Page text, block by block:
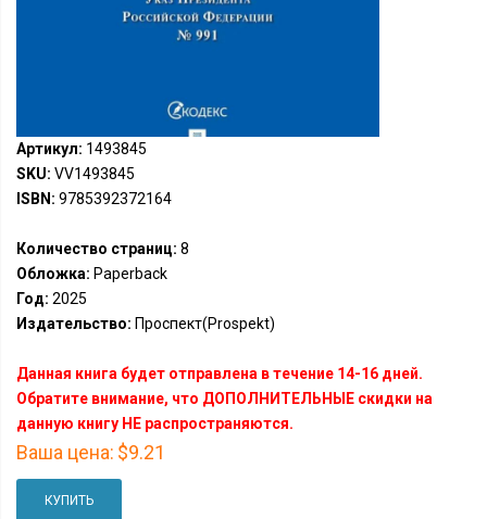
Артикул: 1493845
SKU: VV1493845
ISBN: 9785392372164
Количество страниц: 8
Обложка: Paperback
Год: 2025
Издательство: Проспект(Prospekt)
Данная книга будет отправлена в течение 14-16 дней.
Обратите внимание, что ДОПОЛНИТЕЛЬНЫЕ скидки на
данную книгу НЕ распространяются.
Ваша цена: $9.21
КУПИТЬ